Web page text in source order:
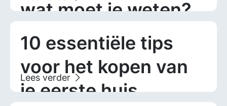
wat moet je weten?
10 essentiële tips
voor het kopen van
je eerste huis